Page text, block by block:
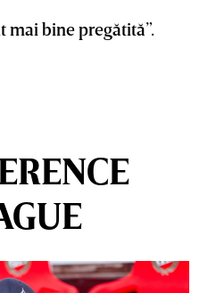
mai bine pregătită”.